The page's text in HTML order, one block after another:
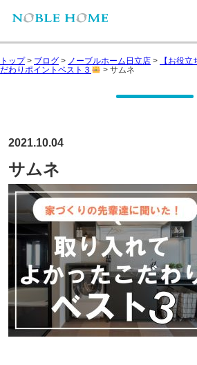
トップ> ブログ > ノーブルホーム日立店 >
【お役
だわりポイントベスト３
> サムネ
2021.10.04
サムネ